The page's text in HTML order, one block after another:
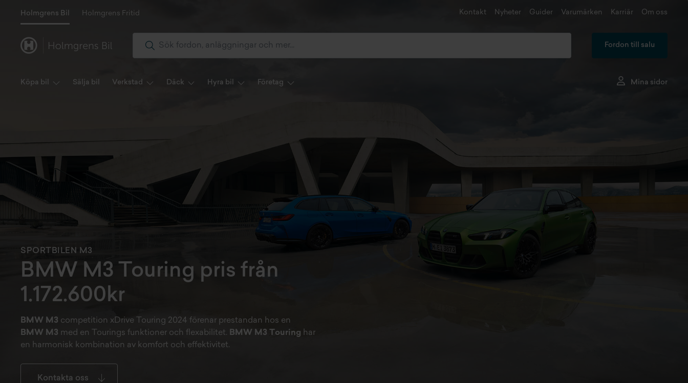
Holmgrens Bil Holmgrens Fritid Kontakt Nyheter Guider Varumärken Karriär Om oss
Fordon till salu
Köpa bil Sälja bil Verkstad Däck Hyra bil Företag Mina sidor
SPORTBILEN M3
BMW M3 Touring pris från
1.172.600kr
BMW M3 competition xDrive Touring 2024 förenar prestandan hos en
BMW M3 med en Tourings funktioner och flexabilitet. BMW M3 Touring har
en harmonisk kombination av komfort och effektivitet.
Kontakta oss